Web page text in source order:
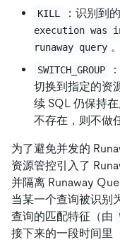
KILL ：识别到
execution
runaway query 。
SWITCH_GROUP
切换到指定的资
续 SQL 仍保持
不存在，则不做
为了避免并发的
资源管控引入了
并隔离 Runaway
当某一个查询被识别
查询的匹配特征（由
接下来的一段时间里